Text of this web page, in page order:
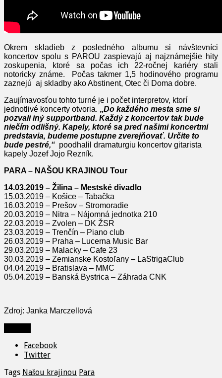
Okrem skladieb z posledného albumu si návštevníci
koncertov spolu s PAROU zaspievajú aj najznámejšie hity
zoskupenia, ktoré sa počas ich 22-ročnej kariéry stali
notoricky známe. Počas takmer 1,5 hodinového programu
zaznejú aj skladby ako Abstinent, Otec či Doma dobre.
Zaujímavosťou tohto turné je i počet interpretov, ktorí
jednotlivé koncerty otvoria. „Do každého mesta sme si
pozvali iný supportband. Každý z koncertov tak bude
niečím odlišný. Kapely, ktoré sa pred našimi koncertmi
predstavia, budeme postupne zverejňovať. Určite to
bude pestré,“ poodhalil dramaturgiu koncertov gitarista
kapely Jozef Jojo Rezník.
PARA – NAŠOU KRAJINOU Tour
14.03.2019 – Žilina – Mestské divadlo
15.03.2019 – Košice – Tabačka
16.03.2019 – Prešov – Stromoradie
20.03.2019 – Nitra – Nájomná jednotka 210
22.03.2019 – Zvolen – DK ŽSR
23.03.2019 – Trenčín – Piano club
26.03.2019 – Praha – Lucerna Music Bar
29.03.2019 – Malacky – Cafe 23
30.03.2019 – Zemianske Kostoľany – LaStrigaClub
04.04.2019 – Bratislava – MMC
05.04.2019 – Banská Bystrica – Záhrada CNK
Zdroj: Janka Marczellová
Facebook
Twitter
Tags Našou krajinou Para